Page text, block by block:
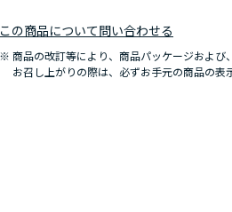
この商品について問い合わせる
商品の改訂等により、商品パッケージおよび
お召し上がりの際は、必ずお手元の商品の表